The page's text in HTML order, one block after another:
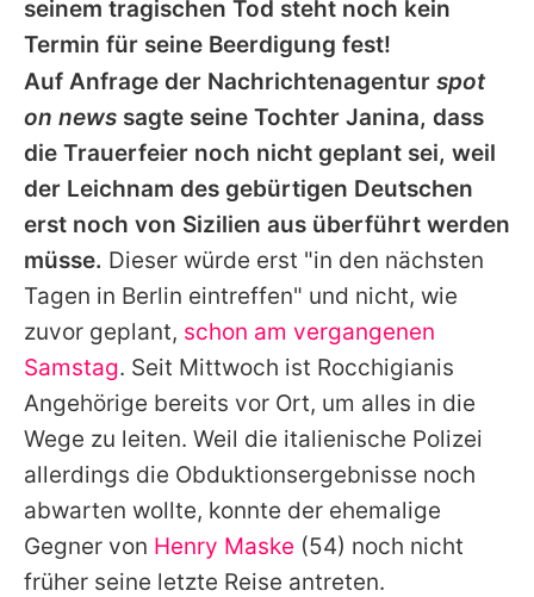
seinem tragischen Tod steht noch kein
Termin für seine Beerdigung fest!
Auf Anfrage der Nachrichtenagentur spot
on news sagte seine Tochter Janina, dass
die Trauerfeier noch nicht geplant sei, weil
der Leichnam des gebürtigen Deutschen
erst noch von Sizilien aus überführt werden
müsse. Dieser würde erst "in den nächsten
Tagen in Berlin eintreffen" und nicht, wie
zuvor geplant, schon am vergangenen
Samstag. Seit Mittwoch ist Rocchigianis
Angehörige bereits vor Ort, um alles in die
Wege zu leiten. Weil die italienische Polizei
allerdings die Obduktionsergebnisse noch
abwarten wollte, konnte der ehemalige
Gegner von Henry Maske (54) noch nicht
früher seine letzte Reise antreten.